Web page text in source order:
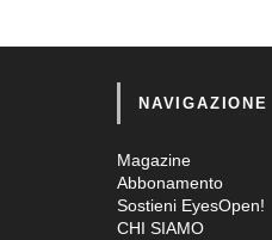
NAVIGAZIONE
Magazine
Abbonamento
Sostieni EyesOpen!
CHI SIAMO